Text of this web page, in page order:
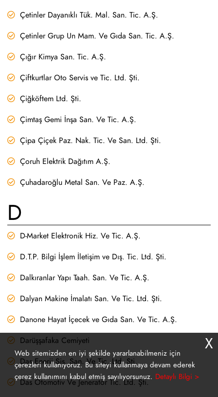
Çetinler Dayanıklı Tük. Mal. San. Tic. A.Ş.
Çetinler Grup Un Mam. Ve Gıda San. Tic. A.Ş.
Çığır Kimya San. Tic. A.Ş.
Çiftkurtlar Oto Servis ve Tic. Ltd. Şti.
Çiğköftem Ltd. Şti.
Çimtaş Gemi İnşa San. Ve Tic. A.Ş.
Çipa Çiçek Paz. Nak. Tic. Ve San. Ltd. Şti.
Çoruh Elektrik Dağıtım A.Ş.
Çuhadaroğlu Metal San. Ve Paz. A.Ş.
D
D-Market Elektronik Hiz. Ve Tic. A.Ş.
D.T.P. Bilgi İşlem İletişim ve Dış. Tic. Ltd. Şti.
Dalkıranlar Yapı Taah. San. Ve Tic. A.Ş.
Dalyan Makine İmalatı San. Ve Tic. Ltd. Şti.
Danone Hayat İçecek ve Gıda San. Ve Tic. A.Ş.
Darüşşafaka Cemiyeti
Das Enerji Sis. San. Ve Tic. Ltd. Şti.
Das Otomotiv Ve Jeneratör Tic. Ltd. Şti.
Web sitemizden en iyi şekilde yararlanabilmeniz için
çerezleri kullanıyoruz. Bu siteyi kullanmaya devam ederek
çerez kullanımını kabul etmiş sayılıyorsunuz. Detaylı Bilgi >
X